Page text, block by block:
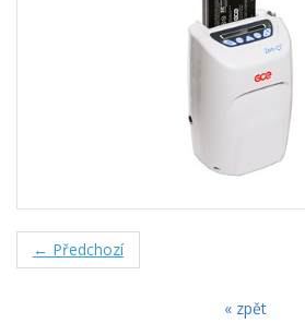
← Předchozí
« zpět